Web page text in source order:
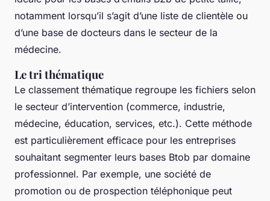
notamment lorsqu’il s’agit d’une liste de clientèle ou
d’une base de docteurs dans le secteur de la
médecine.
Le tri thématique
Le classement thématique regroupe les fichiers selon
le secteur d’intervention (commerce, industrie,
médecine, éducation, services, etc.). Cette méthode
est particulièrement efficace pour les entreprises
souhaitant segmenter leurs bases Btob par domaine
professionnel. Par exemple, une société de
promotion ou de prospection téléphonique peut